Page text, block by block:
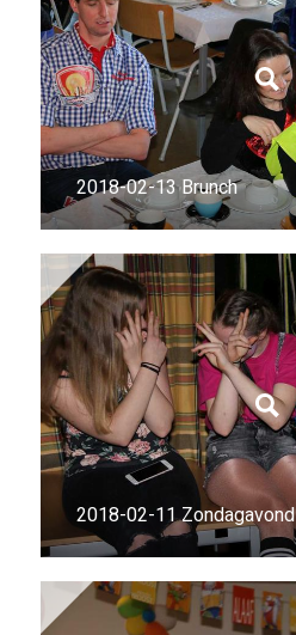
2018-02-13 Brunch
2018-02-11 Zondagavond